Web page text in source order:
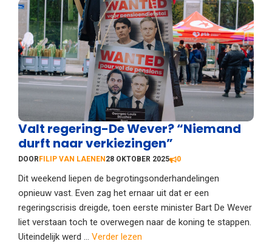
Valt regering-De Wever? “Niemand
durft naar verkiezingen”
DOOR FILIP VAN LAENEN 28 OKTOBER 2025 0
Dit weekend liepen de begrotingsonderhandelingen
opnieuw vast. Even zag het ernaar uit dat er een
regeringscrisis dreigde, toen eerste minister Bart De Wever
liet verstaan toch te overwegen naar de koning te stappen.
Uiteindelijk werd ... Verder lezen